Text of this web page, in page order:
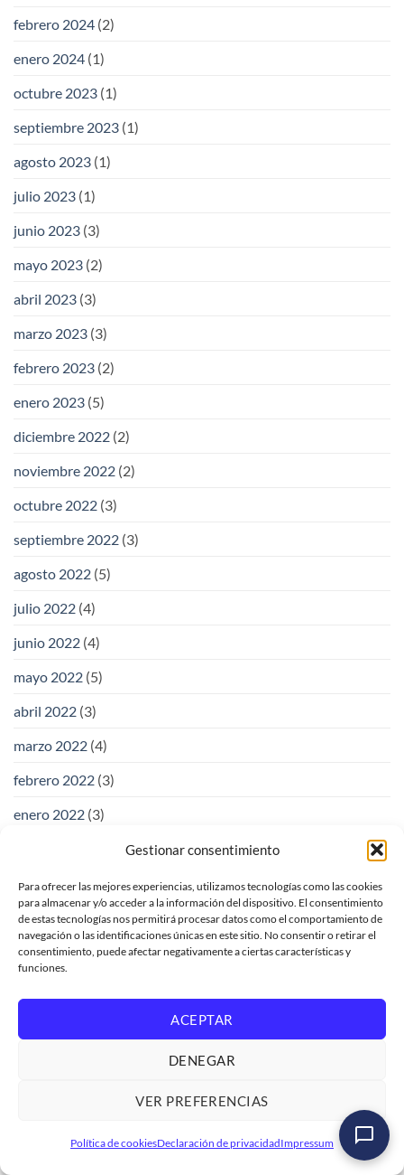
Gestionar consentimiento
Para ofrecer las mejores experiencias, utilizamos tecnologías como las cookies
para almacenar y/o acceder a la información del dispositivo. El consentimiento
de estas tecnologías nos permitirá procesar datos como el comportamiento de
navegación o las identificaciones únicas en este sitio. No consentir o retirar el
consentimiento, puede afectar negativamente a ciertas características y
funciones.
ACEPTAR
DENEGAR
VER PREFERENCIAS
Política de cookiesDeclaración de privacidadImpressum
febrero 2024 (2)
enero 2024 (1)
octubre 2023 (1)
septiembre 2023 (1)
agosto 2023 (1)
julio 2023 (1)
junio 2023 (3)
mayo 2023 (2)
abril 2023 (3)
marzo 2023 (3)
febrero 2023 (2)
enero 2023 (5)
diciembre 2022 (2)
noviembre 2022 (2)
octubre 2022 (3)
septiembre 2022 (3)
agosto 2022 (5)
julio 2022 (4)
junio 2022 (4)
mayo 2022 (5)
abril 2022 (3)
marzo 2022 (4)
febrero 2022 (3)
enero 2022 (3)
(4)
noviembre 2021(4)
mayo 2021(1)
enero 2020(1)
LOGALI GROUP